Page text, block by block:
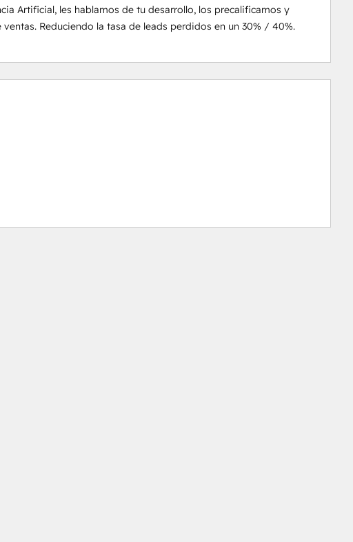
Artificial, les hablamos de tu desarrollo, los precalificamos y
Reduciendo la tasa de leads perdidos en un 30% / 40%.